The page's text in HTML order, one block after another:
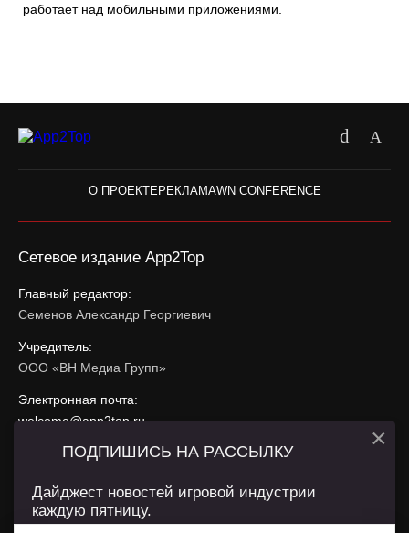
работает над мобильными приложениями.
О ПРОЕКТЕРЕКЛАМАWN CONFERENCE
Сетевое издание App2Top
Главный редактор:
Семенов Александр Георгиевич
Учредитель:
ООО «ВН Медиа Групп»
Электронная почта:
welcome@app2top.ru
При использовании материалов активная ссылка на
Сайт использует IP адреса, cookie, данные геолокации
ПОДПИШИСЬ НА РАССЫЛКУ
Дайджест новостей игровой индустрии
каждую пятницу.
×